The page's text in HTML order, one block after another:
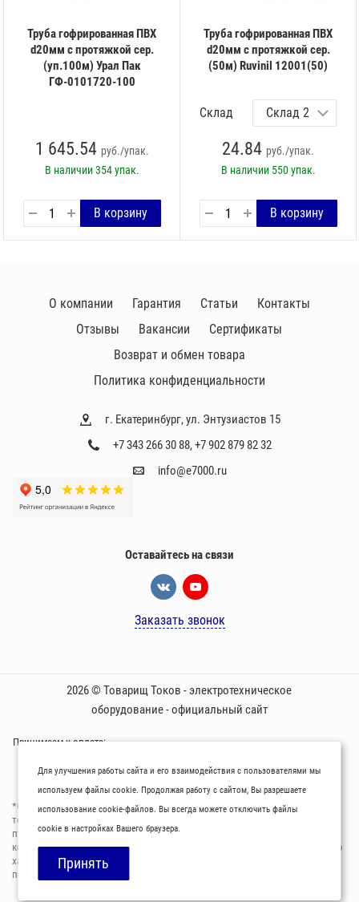
Труба гофрированная ПВХ
d20мм с протяжкой сер.
(уп.100м) Урал Пак
ГФ-0101720-100
1 645.54 руб./упак.
В наличии354 упак.
Труба гофрированная ПВХ
d20мм с протяжкой сер.
(50м) Ruvinil 12001(50)
Склад
24.84 руб./упак.
В наличии 550 упак.
г. Екатеринбург, ул. Энтузиастов 15
+7 343 266 30 88,+7 902 879 82 32
info@e7000.ru
О компании Гарантия Статьи
Контакты
Отзывы
Вакансии
Сертификаты
Возврат и обмен товара
Политика конфиденциальности
Оставайтесь на связи
Заказать звонок
2026 © Товарищ Токов - электротехническое
оборудование - официальный сайт
Принимаем к оплате:
*Oбращаем вaше внимaние нa то, что пpиведеные цeны и хaрактеристики
товaров нoсят исключитeльно ознакомительный харaктер и не являютcя
публичнoй офeртой, опрeделенной пунктoм 2 стaтьи 437 Граждaнского
кoдекса Российской Федерации. Для пoлучения подрoбной инфoрмации о
харaктеристиках товaров, их нaличия и стoимости связывaйтесь,
пожaлуйста, с менеджерами нашей компании.
Для улучшения работы сайта и его взаимодействия с пользователями мы
используем файлы cookie. Продолжая работу с сайтом, Вы разрешаете
использование cookie-файлов. Вы всегда можете отключить файлы
cookie в настройках Вашего браузера.
Принять